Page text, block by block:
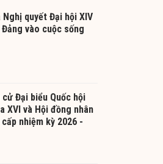
Nghị quyết Đại hội XIV
Đảng vào cuộc sống
cử Đại biểu Quốc hội
XVI và Hội đồng nhân
nhiệm kỳ 2026 -